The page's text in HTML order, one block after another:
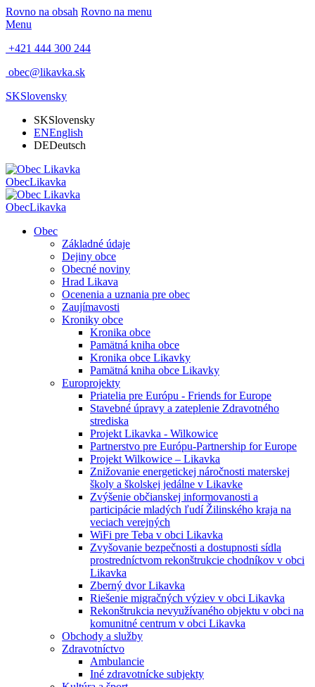
Rovno na obsah Rovno na menu
Menu
+421 444 300 244
obec@likavka.sk
SKSlovensky
SKSlovensky
ENEnglish
DEDeutsch
ObecLikavka
ObecLikavka
Obec
Základné údaje
Dejiny obce
Obecné noviny
Hrad Likava
Ocenenia a uznania pre obec
Zaujímavosti
Kroniky obce
Kronika obce
Pamätná kniha obce
Kronika obce Likavky
Pamätná kniha obce Likavky
Europrojekty
Priatelia pre Európu - Friends for Europe
Stavebné úpravy a zateplenie Zdravotného
strediska
Projekt Likavka - Wilkowice
Partnerstvo pre Európu-Partnership for Europe
Projekt Wilkowice – Likavka
Znižovanie energetickej náročnosti materskej
školy a školskej jedálne v Likavke
Zvýšenie občianskej informovanosti a
participácie mladých ľudí Žilinského kraja na
veciach verejných
WiFi pre Teba v obci Likavka
Zvyšovanie bezpečnosti a dostupnosti sídla
prostredníctvom rekonštrukcie chodníkov v obci
Likavka
Zberný dvor Likavka
Riešenie migračných výziev v obci Likavka
Rekonštrukcia nevyužívaného objektu v obci na
komunitné centrum v obci Likavka
Obchody a služby
Zdravotníctvo
Ambulancie
Iné zdravotnícke subjekty